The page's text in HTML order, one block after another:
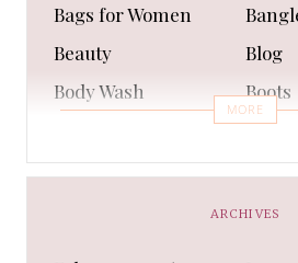
Bags for Women
Beauty
Blog
Body Wash
Boots
Business
MORE
ARCHIVES